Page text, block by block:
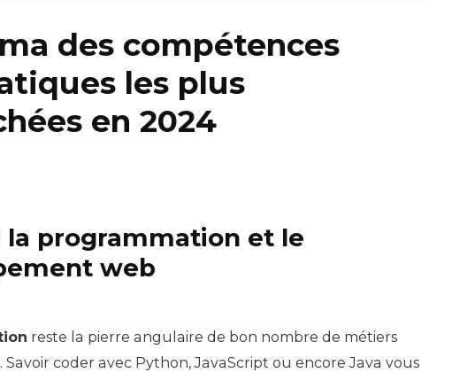
des compétences
les plus
en 2024
la programmation et le
web
reste la pierre angulaire de bon nombre de métiers
coder avec Python, JavaScript ou encore Java vous